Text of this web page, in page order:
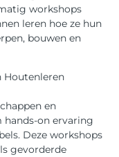
workshops
leren hoe ze hun
bouwen en
Houtenleren
en
hands-on ervaring
Deze workshops
gevorderde